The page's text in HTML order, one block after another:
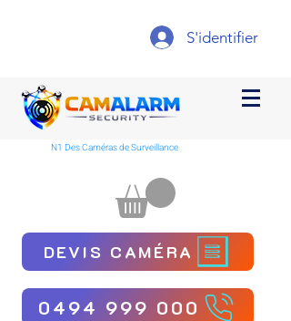
S'identifier
N1 Des Caméras de Surveillance
DEVIS CAMÉRA
0494 999 000